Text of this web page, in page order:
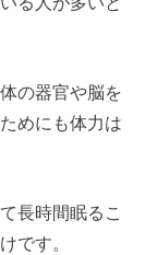
の器官や脳を
めにも体力は
長時間眠るこ
です。